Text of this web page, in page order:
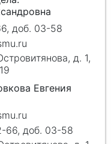
доб. 03-58
д. 1,
Евгения
доб. 03-58